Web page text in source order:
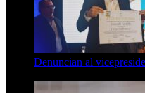
Denuncian al